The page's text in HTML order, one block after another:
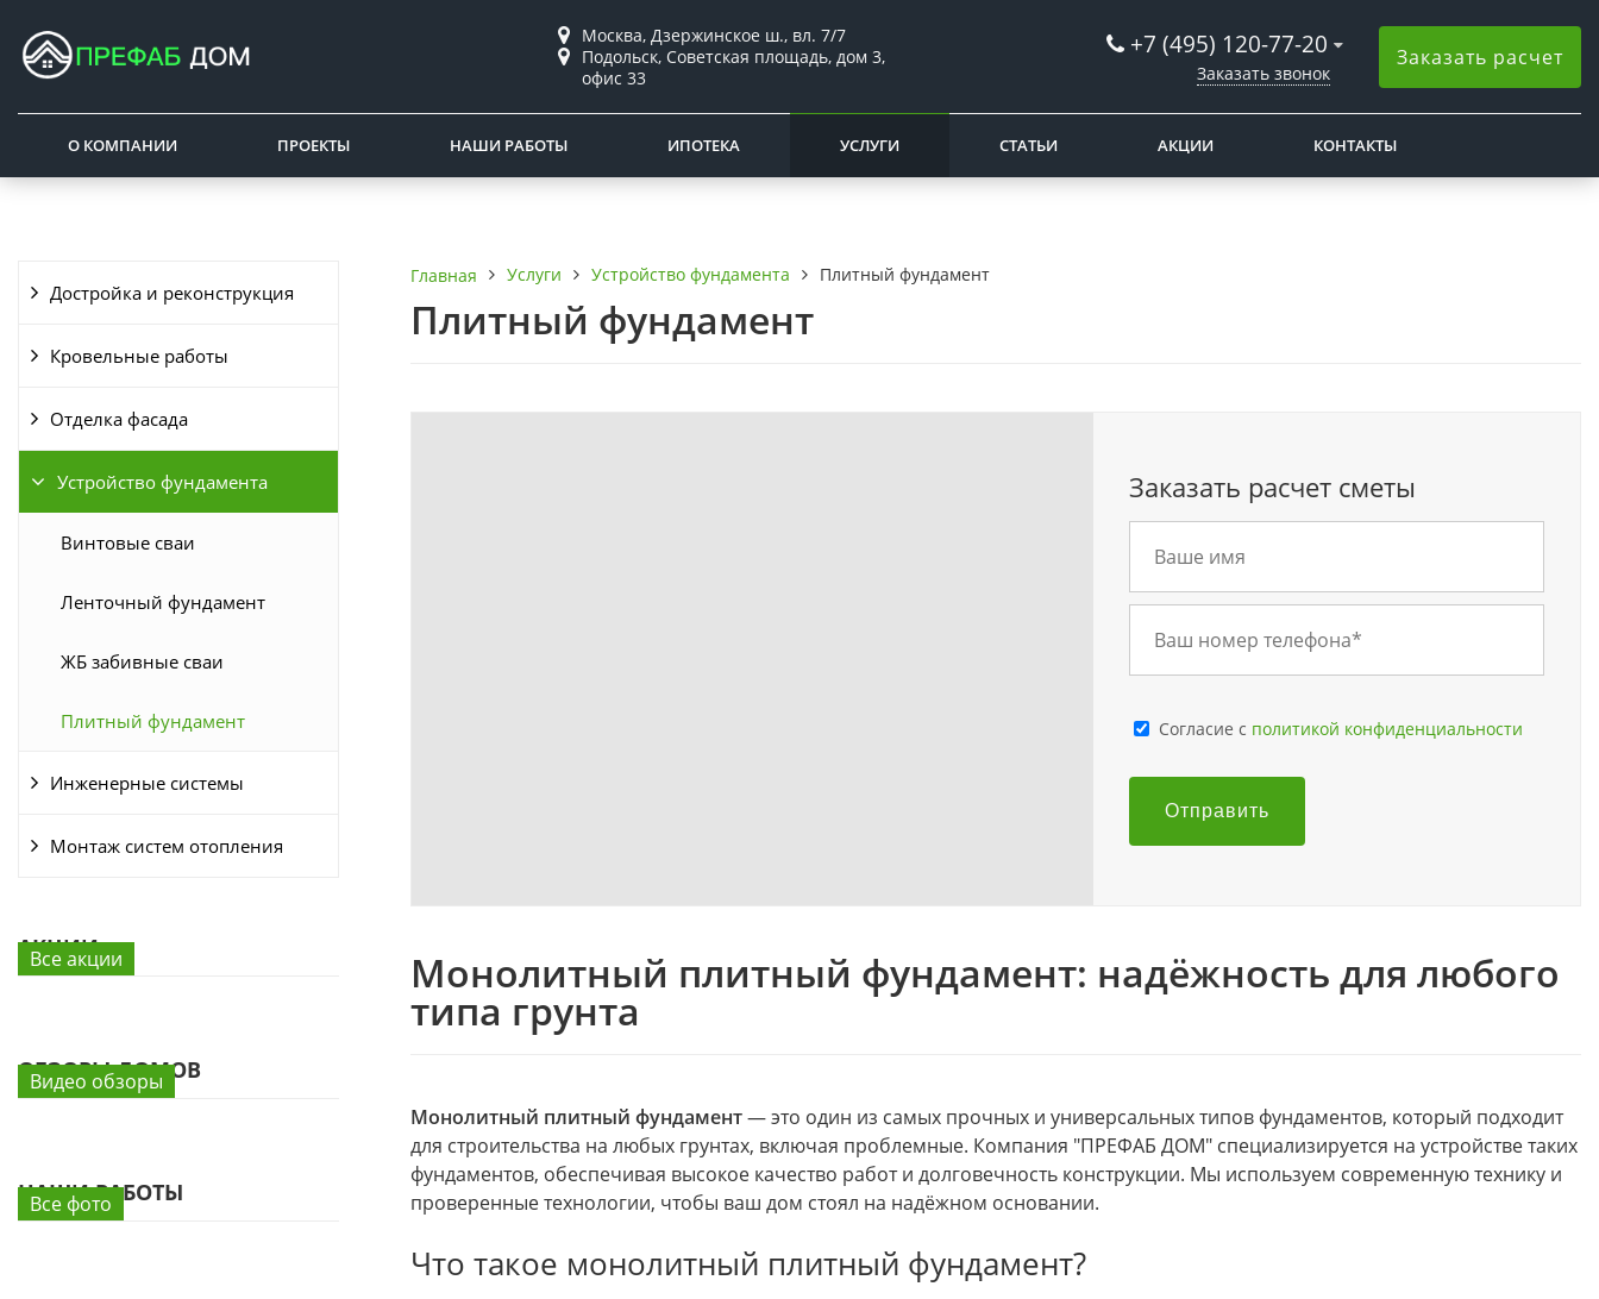
Москва, Дзержинское ш., вл. 7/7
Подольск, Советская площадь, дом 3,
офис 33
+7 (495) 120-77-20
Заказать звонок
Заказать расчет
О КОМПАНИИ ПРОЕКТЫ НАШИ РАБОТЫ ИПОТЕКА УСЛУГИ СТАТЬИ АКЦИИ КОНТАКТЫ
Достройка и реконструкция
Кровельные работы
Отделка фасада
Устройство фундамента
Винтовые сваи
Ленточный фундамент
ЖБ забивные сваи
Плитный фундамент
Инженерные системы
Монтаж систем отопления
АКЦИИ
Все акции
ОБЗОРЫ ДОМОВ
Видео обзоры
НАШИ РАБОТЫ
Все фото
Главная Услуги Устройство фундамента Плитный фундамент
Плитный фундамент
Заказать расчет сметы
Cогласие с политикой конфиденциальности
Отправить
Монолитный плитный фундамент: надёжность для любого
типа грунта
Монолитный плитный фундамент— это один из самых прочных и универсальных типов фундаментов, который подходит
для строительства на любых грунтах, включая проблемные. Компания "ПРЕФАБ ДОМ" специализируется на устройстве таких
фундаментов, обеспечивая высокое качество работ и долговечность конструкции. Мы используем современную технику и
проверенные технологии, чтобы ваш дом стоял на надёжном основании.
Что такое монолитный плитный фундамент?